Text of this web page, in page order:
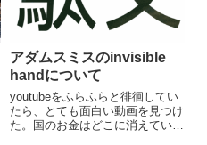
アダムスミスのinvisible
handについて
youtubeをふらふらと徘徊してい
たら、とても面白い動画を見つけ
た。国のお金はどこに消えている